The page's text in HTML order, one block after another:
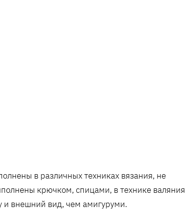
в различных техниках вязания, не
крючком, спицами, в технике валяния
и внешний вид, чем амигуруми.